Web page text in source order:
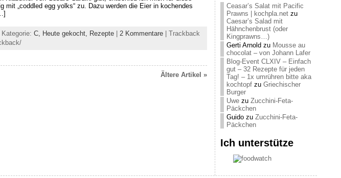
mit „coddled egg yolks“ zu. Dazu werden die Eier in kochendes
| Kategorie: C, Heute gekocht, Rezepte 2 Kommentare | Trackback
Ältere Artikel »
Ceasar’s Salat mit Pacific
Prawns | kochpla.net zu
Caesar’s Salad mit
Hähnchenbrust (oder
Kingprawns…)
Gerti Arnold zu Mousse au
chocolat – von Johann Lafer
Blog-Event CLXIV – Einfach
gut – 32 Rezepte für jeden
Tag! – 1x umrühren bitte aka
kochtopf zu Griechischer
Burger
Uwe zu Zucchini-Feta-
Päckchen
Guido zu Zucchini-Feta-
Päckchen
Ich unterstütze